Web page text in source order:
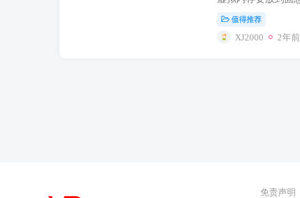
值得推荐
XJ2000 2年前
免责声明